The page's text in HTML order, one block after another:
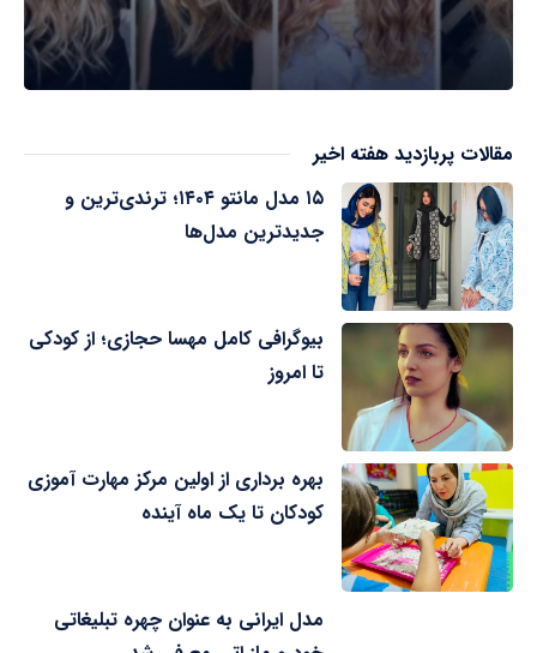
مقالات پربازدید هفته اخیر
۱۵ مدل مانتو ۱۴۰۴؛ ترندی‌ترین و
جدیدترین مدل‌ها
بیوگرافی کامل مهسا حجازی؛ از کودکی
تا امروز
بهره برداری از اولین مرکز مهارت آموزی
کودکان تا یک ماه آینده
مدل ایرانی به عنوان چهره تبلیغاتی